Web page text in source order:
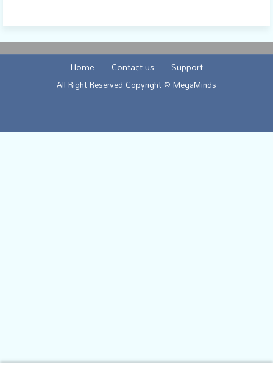
Home Contact us Support
All Right Reserved Copyright © MegaMinds